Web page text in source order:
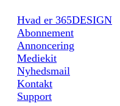
Hvad er 365DESIGN
Abonnement
Annoncering
Mediekit
Nyhedsmail
Kontakt
Support